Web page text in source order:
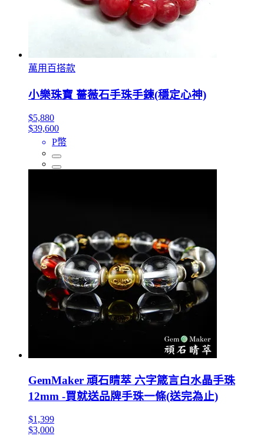
萬用百搭款
小樂珠寶 薔薇石手珠手鍊(穩定心神)
$5,880
$39,600
P幣
GemMaker 頑石睛萃 六字箴言白水晶手珠
12mm -買就送品牌手珠一條(送完為止)
$1,399
$3,000